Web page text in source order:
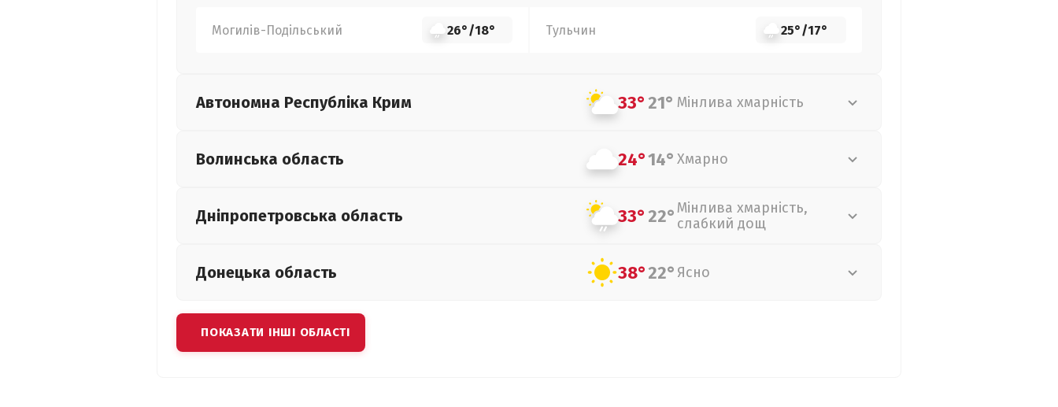
Могилів-Подільський 26°/18° Тульчин 25°/17°
Автономна Республіка Крим 33°21° Мінлива хмарність
Волинська область 24°14° Хмарно
Дніпропетровська область 33°22°Мінлива хмарність,
слабкий дощ
Донецька область 38°22° Ясно
ПОКАЗАТИ ІНШІ ОБЛАСТІ